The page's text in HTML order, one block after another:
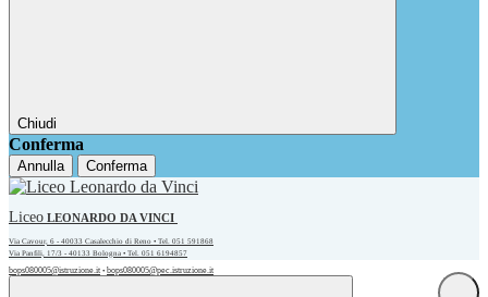
Chiudi
Conferma
Annulla Conferma
Liceo LEONARDO DA VINCI
Via Cavour, 6 - 40033 Casalecchio di Reno • Tel. 051 591868
Via Panfili, 17/3 - 40133 Bologna • Tel. 051 6194857
bops080005@istruzione.it • bops080005@pec.istruzione.it